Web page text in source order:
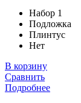
Набор 1
Подложка
Плинтус
Нет
В корзину
Сравнить
Подробнее